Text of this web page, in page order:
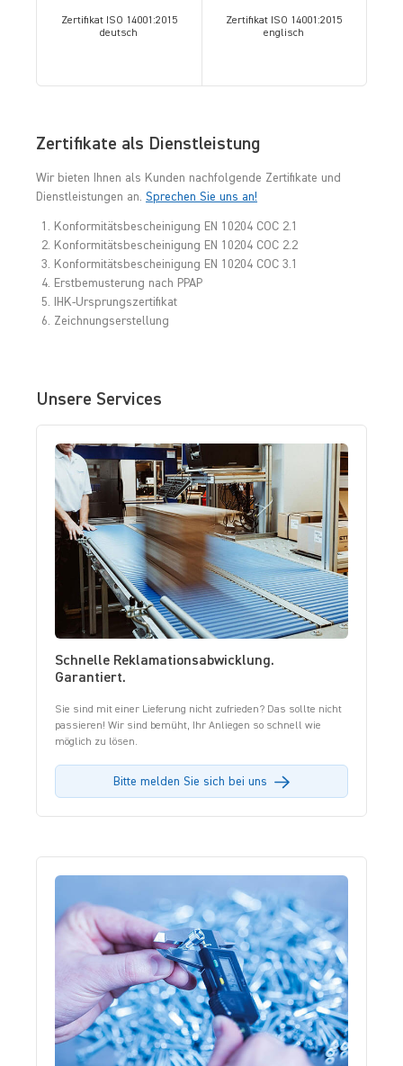
Zertifikat ISO 14001:2015
deutsch
Zertifikat ISO 14001:2015
englisch
Zertifikate als Dienstleistung
Wir bieten Ihnen als Kunden nachfolgende Zertifikate und
Dienstleistungen an. Sprechen Sie uns an!
Konformitätsbescheinigung EN 10204 COC 2.1
Konformitätsbescheinigung EN 10204 COC 2.2
Konformitätsbescheinigung EN 10204 COC 3.1
Erstbemusterung nach PPAP
IHK-Ursprungszertifikat
Zeichnungserstellung
Unsere Services
Schnelle Reklamationsabwicklung.
Garantiert.
Sie sind mit einer Lieferung nicht zufrieden? Das sollte nicht
passieren! Wir sind bemüht, Ihr Anliegen so schnell wie
möglich zu lösen.
Bitte melden Sie sich bei uns